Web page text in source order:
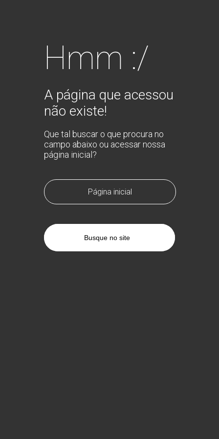
Hmm :/
A página que acessou
não existe!
Que tal buscar o que procura no
campo abaixo ou acessar nossa
página inicial?
Página inicial